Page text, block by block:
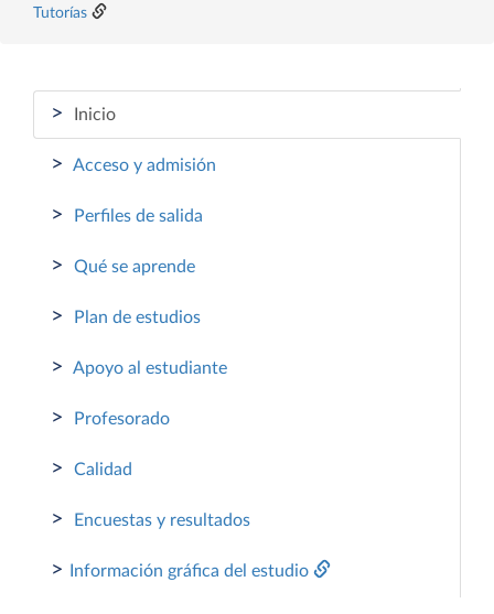
Tutorías
> Inicio
> Acceso y admisión
> Perfiles de salida
> Qué se aprende
> Plan de estudios
> Apoyo al estudiante
> Profesorado
> Calidad
> Encuestas y resultados
> Información gráfica del estudio